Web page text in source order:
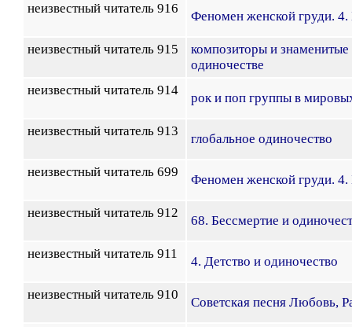
неизвестный читатель 916
Феномен женской груди. 4.
неизвестный читатель 915
композиторы и
одиночестве
неизвестный читатель 914
рок и поп группы в
неизвестный читатель 913
глобальное одиночество
неизвестный читатель 699
Феномен женской груди. 4.
неизвестный читатель 912
68. Бессмертие и
неизвестный читатель 911
4. Детство и одиночество
неизвестный читатель 910
Советская песня Любовь,